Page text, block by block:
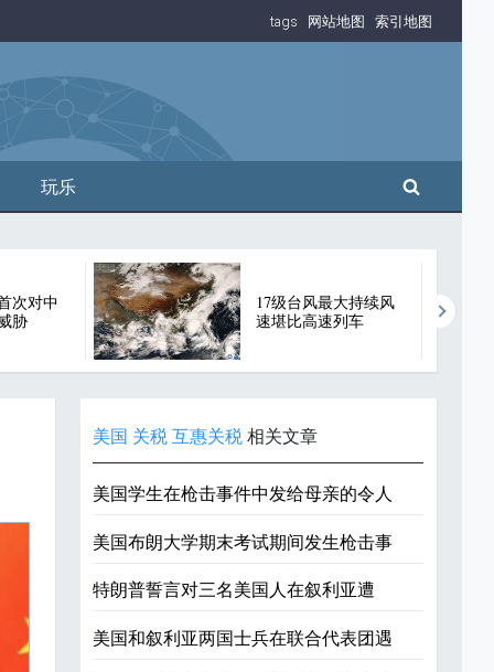
tags 网站地图 索引地图
玩乐 搜索
次对中
胁
17级台风最大持续风
速堪比高速列车
美国 关税 互惠关税 相关文章
美国学生在枪击事件中发给母亲的令人
美国布朗大学期末考试期间发生枪击事
特朗普誓言对三名美国人在叙利亚遭
美国和叙利亚两国士兵在联合代表团遇